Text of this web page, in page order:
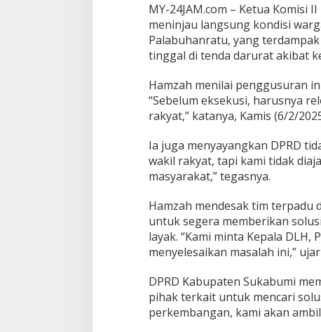
r
a
a
s
l
i
t
a
i
W
a
a
T
e
r
m
p
a
MY-24JAM.com – Ketua Komisi
meninjau langsung kondisi
Palabuhanratu, yang
tinggal di tenda darurat akibat
Hamzah menilai penggusuran
“Sebelum eksekusi, harusnya
rakyat,” katanya, Kamis (6/2/
Ia juga menyayangkan DPRD
wakil rakyat, tapi kami tidak
masyarakat,” tegasnya.
Hamzah mendesak tim
untuk segera memberikan
layak. “Kami minta Kepala
menyelesaikan masalah ini,”
DPRD Kabupaten Sukabumi
pihak terkait untuk mencari
perkembangan, kami akan